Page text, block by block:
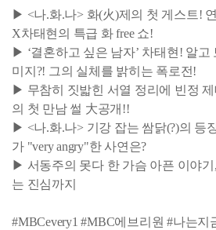
▶ <나.화.나> 화(火)제의 첫 게스트!
X차태현의 특급 화 free 쇼!
▶ ‘결혼하고 싶은 남자’ 차태현! 알고
미지?! 그의 실체를 밝히는 폭로전!
▶ 무참히 짓밟힌 서열 정리에 빈정
의 첫 만남 썰 大공개!!
▶ <나.화.나> 기강 잡는 쌈닭(?)의 등
가 "very angry"한 사연은?
▶ 서동주의 못다 한 가슴 아픈 이야
는 진심까지
#MBCevery1 #MBC에브리원 #나는